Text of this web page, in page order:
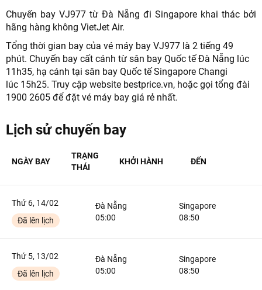
Chuyến bay VJ977 từ Đà Nẵng đi Singapore khai thác bởi
hãng hàng không VietJet Air.
Tổng thời gian bay của vé máy bay VJ977 là 2 tiếng 49
phút. Chuyến bay cất cánh từ sân bay Quốc tế Đà Nẵng lúc
11h35, hạ cánh tại sân bay Quốc tế Singapore Changi
lúc 15h25. Truy cập website bestprice.vn, hoặc gọi tổng đài
1900 2605 để đặt vé máy bay giá rẻ nhất.
Lịch sử chuyến bay
NGÀY BAY
TRẠNG
THÁI
KHỞI HÀNH ĐẾN
Thứ 6, 14/02
Đã lên lịch
Đà Nẵng
05:00
Singapore
08:50
Thứ 5, 13/02
Đã lên lịch
Đà Nẵng
05:00
Singapore
08:50
TƯ VẤN NGAY
TƯ VẤN NGAY
TƯ VẤN NGAY
TƯ VẤN NGAY
TƯ VẤN NGAY